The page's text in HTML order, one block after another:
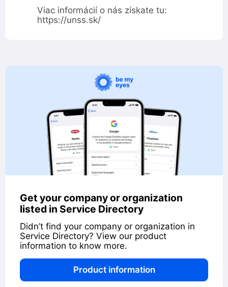
Viac informácií o nás získate tu:
https://unss.sk/
Get your company or organization
listed in Service Directory
Didn’t find your company or organization in
Service Directory? View our product
information to know more.
Product information